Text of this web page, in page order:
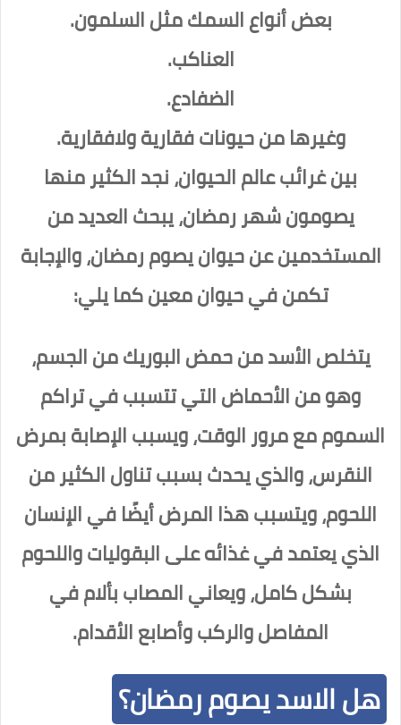
بعض أنواع السمك مثل السلمون.
العناكب.
الضفادع.
وغيرها من حيونات فقارية ولافقارية.
بين غرائب عالم الحيوان، نجد الكثير منها
يصومون شهر رمضان، يبحث العديد من
المستخدمين عن حيوان يصوم رمضان، والإجابة
تكمن في حيوان معين كما يلي:
يتخلص الأسد من حمض البوريك من الجسم،
وهو من الأحماض التي تتسبب في تراكم
السموم مع مرور الوقت، ويسبب الإصابة بمرض
النقرس، والذي يحدث بسبب تناول الكثير من
اللحوم، ويتسبب هذا المرض أيضًا في الإنسان
الذي يعتمد في غذائه على البقوليات واللحوم
بشكل كامل، ويعاني المصاب بألام في
المفاصل والركب وأصابع الأقدام.
هل الاسد يصوم رمضان؟